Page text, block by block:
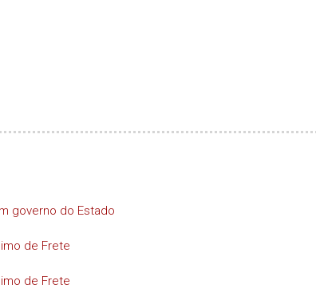
governo do Estado
de Frete
de Frete